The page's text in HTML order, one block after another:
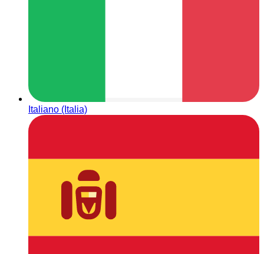
Italiano (Italia)